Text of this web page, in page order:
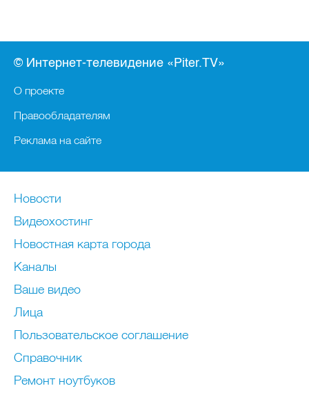
© Интернет-телевидение «Piter.TV»
О проекте
Правообладателям
Реклама на сайте
Новости
Видеохостинг
Новостная карта города
Каналы
Ваше видео
Лица
Пользовательское соглашение
Справочник
Ремонт нoутбуков